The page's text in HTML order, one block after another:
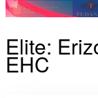
Elite:
EHC